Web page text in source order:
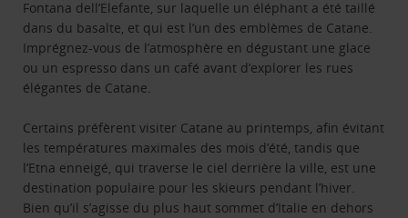
Fontana dell’Elefante, sur laquelle un éléphant a été taillé
dans du basalte, et qui est l’un des emblèmes de Catane.
Imprégnez-vous de l’atmosphère en dégustant une glace
ou un espresso dans un café avant d’explorer les rues
élégantes de Catane.
Certains préfèrent visiter Catane au printemps, afin évitant
les températures maximales des mois d’été, tandis que
l’Etna enneigé, qui traverse le ciel derrière la ville, est une
destination populaire pour les skieurs pendant l’hiver.
Bien qu’il s’agisse du plus haut sommet d’Italie en dehors